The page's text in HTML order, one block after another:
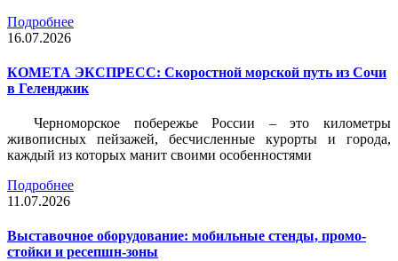
Подробнее
16.07.2026
КОМЕТА ЭКСПРЕСС: Скоростной морской путь из Сочи
в Геленджик
Черноморское побережье России – это километры
живописных пейзажей, бесчисленные курорты и города,
каждый из которых манит своими особенностями
Подробнее
11.07.2026
Выставочное оборудование: мобильные стенды, промо-
стойки и ресепшн-зоны